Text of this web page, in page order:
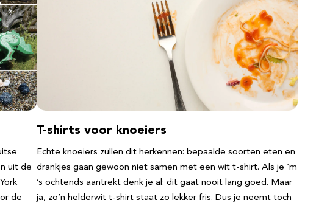
uit de
de
T-shirts voor knoeiers
Echte knoeiers zullen dit herkennen: bepaalde soorten eten en
drankjes gaan gewoon niet samen met een wit t-shirt. Als je ‘m
’s ochtends aantrekt denk je al: dit gaat nooit lang goed. Maar
ja, zo’n helderwit t-shirt staat zo lekker fris. Dus je neemt toch